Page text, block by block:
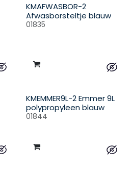
KMAFWASBOR-2
Afwasborsteltje blauw
01835
KMEMMER9L-2 Emmer 9L
polypropyleen blauw
01844